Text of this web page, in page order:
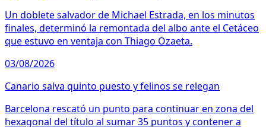
Un doblete salvador de Michael Estrada, en los minutos
finales, determinó la remontada del albo ante el Cetáceo
que estuvo en ventaja con Thiago Ozaeta.
03/08/2026
Canario salva quinto puesto y felinos se relegan
Barcelona rescató un punto para continuar en zona del
hexagonal del título al sumar 35 puntos y contener a